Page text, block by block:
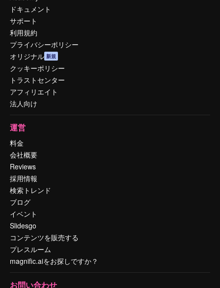
ドキュメント
サポート
利用規約
プライバシーポリシー
オリジナル 新規
クッキーポリシー
トラストセンター
アフィリエイト
法人向け
運営
料金
会社概要
Reviews
採用情報
検索トレンド
ブログ
イベント
Slidesgo
コンテンツを販売する
プレスルーム
magnific.aiをお探しですか？
お問い合わせ